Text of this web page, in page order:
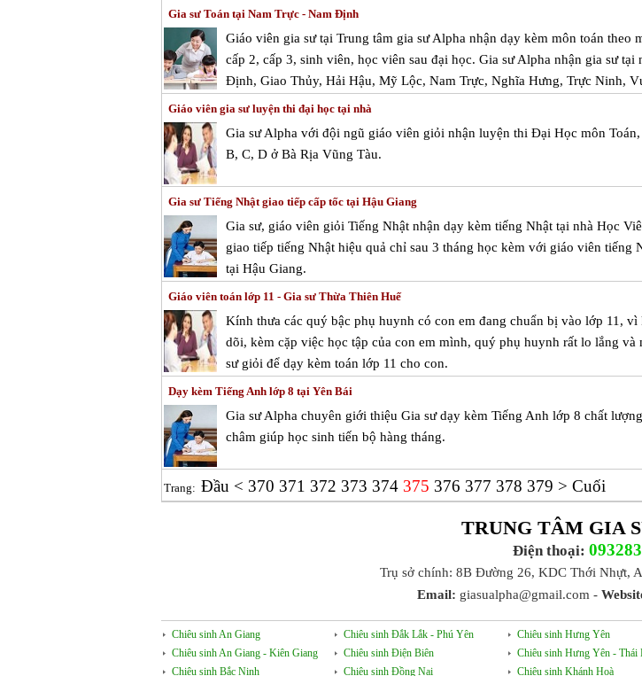
Gia sư Toán tại Nam Trực - Nam Định
Giáo viên gia sư tại Trung tâm gia sư Alpha nhận dạy kèm môn toán theo
cấp 2, cấp 3, sinh viên, học viên sau đại học. Gia sư Alpha nhận gia sư tại
Định, Giao Thủy, Hải Hậu, Mỹ Lộc, Nam Trực, Nghĩa Hưng, Trực Ninh,
Giáo viên gia sư luyện thi đại học tại nhà
Gia sư Alpha với đội ngũ giáo viên giỏi nhận luyện thi Đại Học môn
B, C, D ở Bà Rịa Vũng Tàu.
Gia sư Tiếng Nhật giao tiếp cấp tốc tại Hậu Giang
Gia sư, giáo viên giỏi Tiếng Nhật nhận dạy kèm tiếng Nhật tại nhà Học
giao tiếp tiếng Nhật hiệu quả chỉ sau 3 tháng học kèm với giáo viên tiếng
tại Hậu Giang.
Giáo viên toán lớp 11 - Gia sư Thừa Thiên Huế
Kính thưa các quý bậc phụ huynh có con em đang chuẩn bị vào lớp 11,
dõi, kèm cặp việc học tập của con em mình, quý phụ huynh rất lo lắng
sư giỏi để dạy kèm toán lớp 11 cho con.
Dạy kèm Tiếng Anh lớp 8 tại Yên Bái
Gia sư Alpha chuyên giới thiệu Gia sư dạy kèm Tiếng Anh lớp 8 chất
châm giúp học sinh tiến bộ hàng tháng.
Trang: Đầu < 370 371 372 373 374 375 376 377 378 379 > Cuối
TRUNG TÂM GIA
Điện thoại:
Trụ sở chính: 8B Đường 26, KDC Thới Nhựt,
Email: giasualpha@gmail.com -
Chiêu sinh An Giang
Chiêu sinh An Giang - Kiên Giang
Chiêu sinh Bắc Ninh
Chiêu sinh Đắk Lắk - Phú Yên
Chiêu sinh Điện Biên
Chiêu sinh Đồng Nai
Chiêu sinh Hưng Yên
Chiêu sinh Hưng Yên - Thái
Chiêu sinh Khánh Hoà